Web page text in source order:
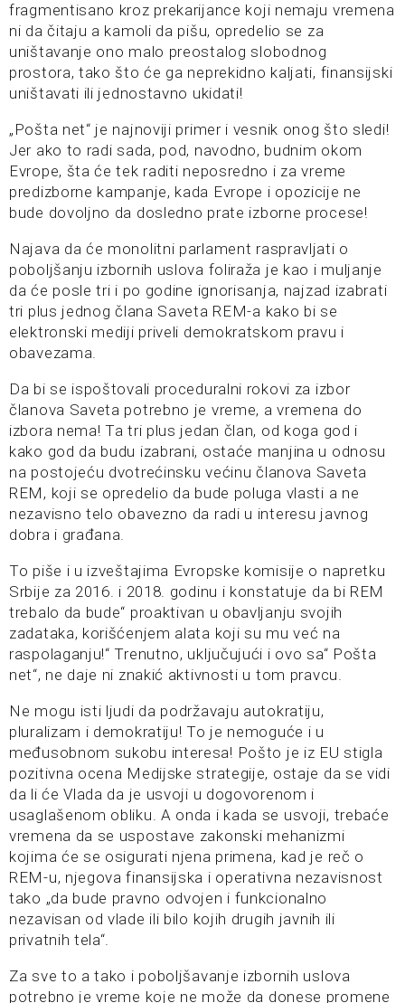
fragmentisano kroz prekarijance koji nemaju vremena
ni da čitaju a kamoli da pišu, opredelio se za
uništavanje ono malo preostalog slobodnog
prostora, tako što će ga neprekidno kaljati, finansijski
uništavati ili jednostavno ukidati!
„Pošta net“ je najnoviji primer i vesnik onog što sledi!
Jer ako to radi sada, pod, navodno, budnim okom
Evrope, šta će tek raditi neposredno i za vreme
predizborne kampanje, kada Evrope i opozicije ne
bude dovoljno da dosledno prate izborne procese!
Najava da će monolitni parlament raspravljati o
poboljšanju izbornih uslova foliraža je kao i muljanje
da će posle tri i po godine ignorisanja, najzad izabrati
tri plus jednog člana Saveta REM-a kako bi se
elektronski mediji priveli demokratskom pravu i
obavezama.
Da bi se ispoštovali proceduralni rokovi za izbor
članova Saveta potrebno je vreme, a vremena do
izbora nema! Ta tri plus jedan član, od koga god i
kako god da budu izabrani, ostaće manjina u odnosu
na postojeću dvotrećinsku većinu članova Saveta
REM, koji se opredelio da bude poluga vlasti a ne
nezavisno telo obavezno da radi u interesu javnog
dobra i građana.
To piše i u izveštajima Evropske komisije o napretku
Srbije za 2016. i 2018. godinu i konstatuje da bi REM
trebalo da bude“ proaktivan u obavljanju svojih
zadataka, korišćenjem alata koji su mu već na
raspolaganju!“ Trenutno, uključujući i ovo sa“ Pošta
net“, ne daje ni znakić aktivnosti u tom pravcu.
Ne mogu isti ljudi da podržavaju autokratiju,
pluralizam i demokratiju! To je nemoguće i u
međusobnom sukobu interesa! Pošto je iz EU stigla
pozitivna ocena Medijske strategije, ostaje da se vidi
da li će Vlada da je usvoji u dogovorenom i
usaglašenom obliku. A onda i kada se usvoji, trebaće
vremena da se uspostave zakonski mehanizmi
kojima će se osigurati njena primena, kad je reč o
REM-u, njegova finansijska i operativna nezavisnost
tako „da bude pravno odvojen i funkcionalno
nezavisan od vlade ili bilo kojih drugih javnih ili
privatnih tela“.
Za sve to a tako i poboljšavanje izbornih uslova
potrebno je vreme koje ne može da donese promene